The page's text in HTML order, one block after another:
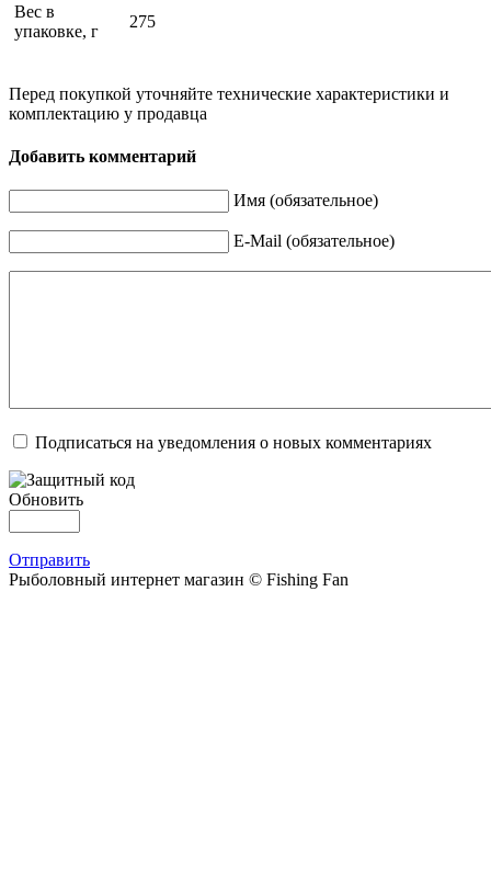
Вес в
упаковке, г
275
Перед покупкой уточняйте технические характеристики и
комплектацию у продавца
Добавить комментарий
Имя (обязательное)
E-Mail (обязательное)
Подписаться на уведомления о новых комментариях
Обновить
Отправить
Рыболовный интернет магазин © Fishing Fan